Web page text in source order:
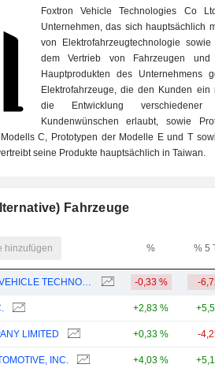
Foxtron Vehicle Technologies Co
Unternehmen, das sich hauptsächlich
von Elektrofahrzeugtechnologie
dem Vertrieb von Fahrzeugen
Hauptprodukten des Unternehmens
Elektrofahrzeuge, die den Kunden
die Entwicklung
Kundenwünschen erlaubt, sowie
C, Prototypen der Modelle E und T
seine Produkte hauptsächlich in Taiwan.
Fahrzeuge
hinzufügen % % 5
FOXTRON VEHICLE TECHNOLOGIES CO., LTD. -0,33 % -
+2,83 %
LIMITED +0,33 % -
INC. +4,03 %